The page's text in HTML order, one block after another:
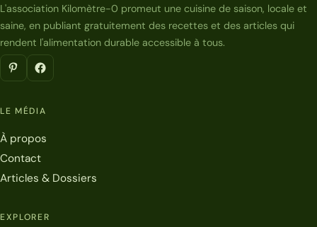
L'association Kilomètre-0 promeut une cuisine de saison, locale et
saine, en publiant gratuitement des recettes et des articles qui
rendent l'alimentation durable accessible à tous.
LE MÉDIA
À propos
Contact
Articles & Dossiers
EXPLORER